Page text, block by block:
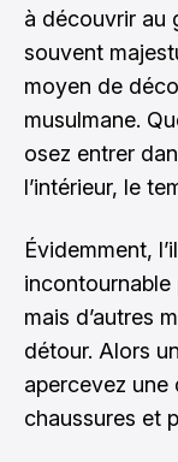
à découvrir au
souvent
moyen de
musulmane.
osez entrer
l’intérieur, le
Évidemment,
incontournable
mais d’autres
détour. Alors
apercevez
chaussures et